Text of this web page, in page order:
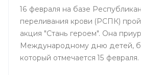
16 февраля на базе
переливания крови (РСПК)
акция "Стань героем". Она
Международному дню детей,
который отмечается 15